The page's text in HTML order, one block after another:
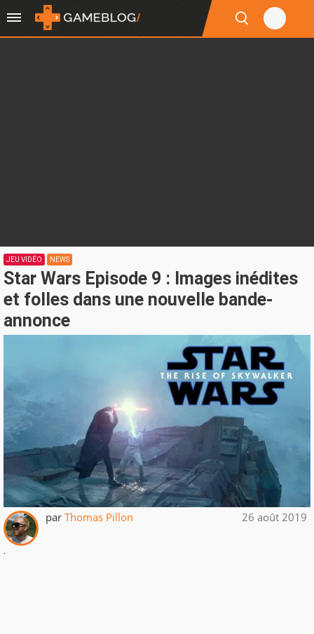
JEU VIDÉO NEWS
Star Wars Episode 9 : Images inédites
et folles dans une nouvelle bande-
annonce
par Thomas Pillon 26 août 2019
.